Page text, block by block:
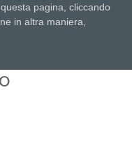
pagina, cliccando
in altra maniera,